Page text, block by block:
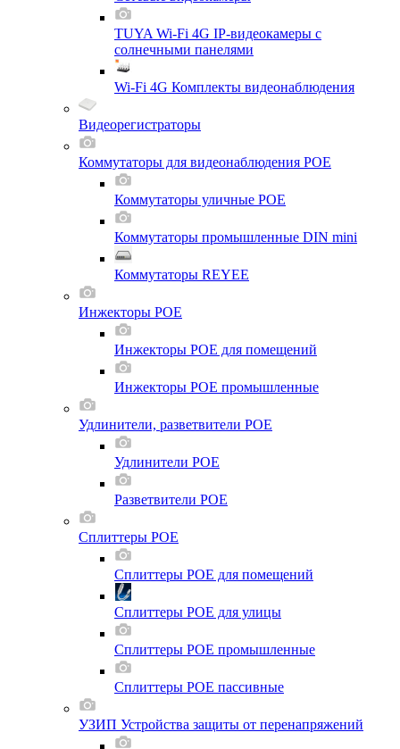
TUYA Wi-Fi 4G IP-видеокамеры с
солнечными панелями
Wi-Fi 4G Комплекты видеонаблюдения
Видеорегистраторы
Коммутаторы для видеонаблюдения POE
Коммутаторы уличные POE
Коммутаторы промышленные DIN mini
Коммутаторы REYEE
Инжекторы POE
Инжекторы POE для помещений
Инжекторы POE промышленные
Удлинители, разветвители POE
Удлинители POE
Разветвители POE
Сплиттеры POE
Сплиттеры POE для помещений
Сплиттеры POE для улицы
Сплиттеры POE промышленные
Сплиттеры POE пассивные
УЗИП Устройства защиты от перенапряжений